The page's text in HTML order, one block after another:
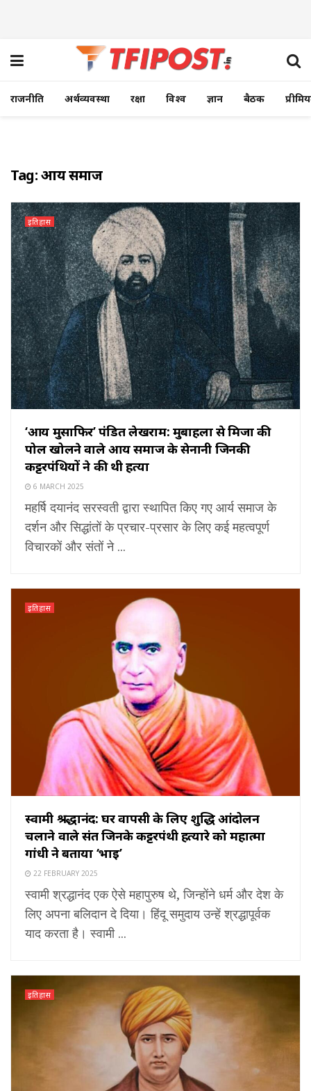
राजनीति अर्थव्यवस्था रक्षा विश्व ज्ञान बैठक
Tag:आर्य समाज
इतिहास
‘आर्य मुसाफिर’ पंडित लेखराम: मुबाहला से मिर्जा की
पोल खोलने वाले आर्य समाज के सेनानी जिनकी
कट्टरपंथियों ने की थी हत्या
6 MARCH 2025
महर्षि दयानंद सरस्वती द्वारा स्थापित किए गए आर्य समाज के
दर्शन और सिद्धांतों के प्रचार-प्रसार के लिए कई महत्वपूर्ण
विचारकों और संतों ने ...
इतिहास
स्वामी श्रद्धानंद: घर वापसी के लिए शुद्धि आंदोलन
चलाने वाले संत जिनके कट्टरपंथी हत्यारे को महात्मा
गांधी ने बताया ‘भाई’
22 FEBRUARY 2025
स्वामी श्रद्धानंद एक ऐसे महापुरुष थे, जिन्होंने धर्म और देश के
लिए अपना बलिदान दे दिया। हिंदू समुदाय उन्हें श्रद्धापूर्वक
याद करता है। स्वामी ...
इतिहास